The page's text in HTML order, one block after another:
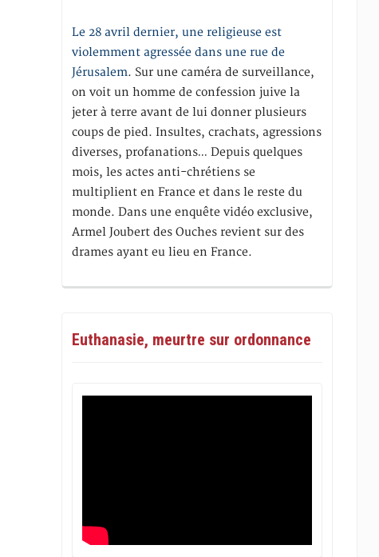
Le 28 avril dernier, une religieuse est
violemment agressée dans une rue de
Jérusalem. Sur une caméra de surveillance,
on voit un homme de confession juive la
jeter à terre avant de lui donner plusieurs
coups de pied. Insultes, crachats, agressions
diverses, profanations… Depuis quelques
mois, les actes anti-chrétiens se
multiplient en France et dans le reste du
monde. Dans une enquête vidéo exclusive,
Armel Joubert des Ouches revient sur des
drames ayant eu lieu en France.
Euthanasie, meurtre sur ordonnance